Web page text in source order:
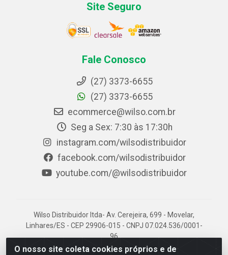
O nosso site coleta cookies próprios e de
Site Seguro
Fale Conosco
(27) 3373-6655
(27) 3373-6655
ecommerce@wilso.com.br
Seg a Sex: 7:30 às 17:30h
instagram.com/wilsodistribuidor
facebook.com/wilsodistribuidor
youtube.com/@wilsodistribuidor
Wilso Distribuidor ltda- Av. Cerejeira, 699 - Movelar,
Linhares/ES - CEP 29906-015 - CNPJ 07.024.536/0001-
96